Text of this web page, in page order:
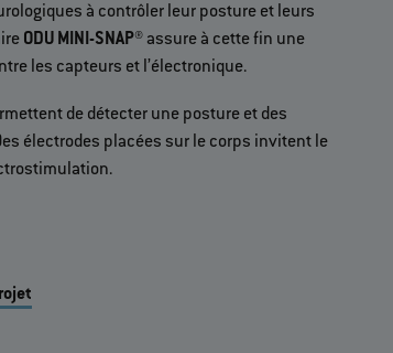
à contrôler leur posture et leurs
ODU MINI-SNAP® assure à cette fin une
les capteurs et l’électronique.
de détecter une posture et des
électrodes placées sur le corps invitent le